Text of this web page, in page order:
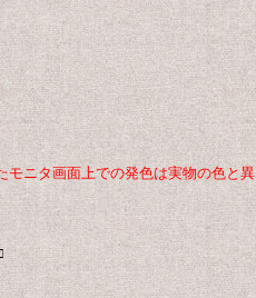
ニタ画面上での発色は実物の色と異